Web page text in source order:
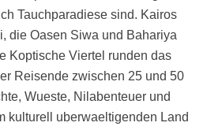
Tauchparadiese sind. Kairos
die Oasen Siwa und Bahariya
Koptische Viertel runden das
Reisende zwischen 25 und 50
Wueste, Nilabenteuer und
kulturell uberwaeltigenden Land